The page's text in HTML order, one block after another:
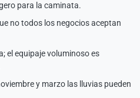
para la caminata.
no todos los negocios aceptan
el equipaje voluminoso es
y marzo las lluvias pueden